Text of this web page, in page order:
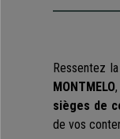
Ressentez
MONTMELO
sièges de
de vos